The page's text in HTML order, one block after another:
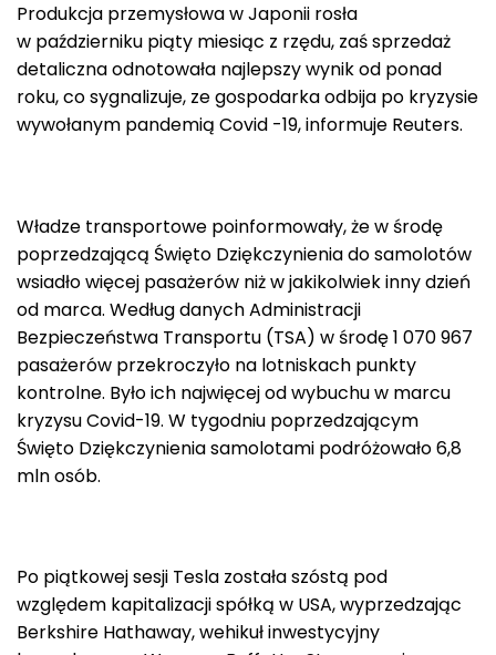
Produkcja przemysłowa w Japonii rosła
w październiku piąty miesiąc z rzędu, zaś sprzedaż
detaliczna odnotowała najlepszy wynik od ponad
roku, co sygnalizuje, ze gospodarka odbija po kryzysie
wywołanym pandemią Covid -19, informuje Reuters.
Władze transportowe poinformowały, że w środę
poprzedzającą Święto Dziękczynienia do samolotów
wsiadło więcej pasażerów niż w jakikolwiek inny dzień
od marca. Według danych Administracji
Bezpieczeństwa Transportu (TSA) w środę 1 070 967
pasażerów przekroczyło na lotniskach punkty
kontrolne. Było ich najwięcej od wybuchu w marcu
kryzysu Covid-19. W tygodniu poprzedzającym
Święto Dziękczynienia samolotami podróżowało 6,8
mln osób.
Po piątkowej sesji Tesla została szóstą pod
względem kapitalizacji spółką w USA, wyprzedzając
Berkshire Hathaway, wehikuł inwestycyjny